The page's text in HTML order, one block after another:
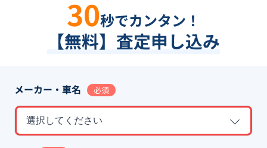
30秒でカンタン！
【無料】査定申し込み
メーカー・車名 必須
選択してください